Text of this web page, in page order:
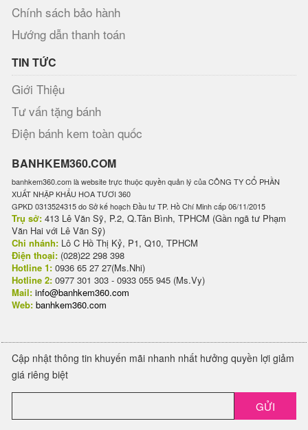
Chính sách bảo hành
Hướng dẫn thanh toán
TIN TỨC
Giới Thiệu
Tư vấn tặng bánh
Điện bánh kem toàn quốc
BANHKEM360.COM
banhkem360.com là website trực thuộc quyền quản lý của CÔNG TY CỔ PHẦN
XUẤT NHẬP KHẨU HOA TƯƠI 360
GPKD 0313524315 do Sở kế hoạch Đầu tư TP. Hồ Chí Minh cấp 06/11/2015
Trụ sở: 413 Lê Văn Sỹ, P.2, Q.Tân Bình, TPHCM (Gần ngã tư Phạm
Văn Hai với Lê Văn Sỹ)
Chi nhánh: Lô C Hồ Thị Kỷ, P1, Q10, TPHCM
Điện thoại: (028)22 298 398
Hotline 1: 0936 65 27 27(Ms.Nhi)
Hotline 2: 0977 301 303 - 0933 055 945 (Ms.Vy)
Mail: info@banhkem360.com
Web: banhkem360.com
Cập nhật thông tin khuyến mãi nhanh nhất hưởng quyền lợi giảm
giá riêng biệt
GỬI